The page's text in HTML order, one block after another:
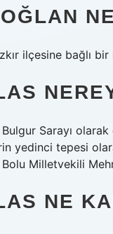
ilçesine bağlı bir
Sarayı
yedinci tepesi
Milletvekili
NE